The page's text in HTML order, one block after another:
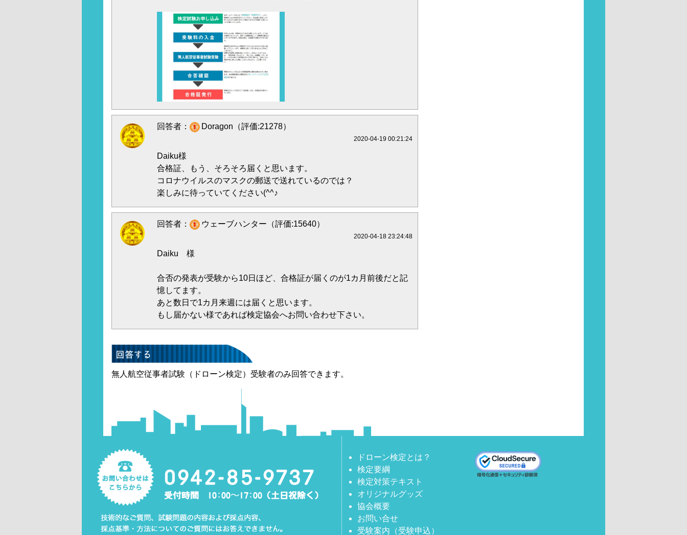
回答者： Doragon（評価:21278）
2020-04-19 00:21:24
Daiku様
合格証、もう、そろそろ届くと思います。
コロナウイルスのマスクの郵送で送れているのでは？
楽しみに待っていてください(^^♪
回答者： ウェーブハンター（評価:15640）
2020-04-18 23:24:48
Daiku 様
合否の発表が受験から10日ほど、合格証が届くのが1カ月前後だと記
憶してます。
あと数日で1カ月来週には届くと思います。
もし届かない様であれば検定協会へお問い合わせ下さい。
無人航空従事者試験（ドローン検定）受験者のみ回答できます。
ドローン検定とは？
検定要綱
検定対策テキスト
オリジナルグッズ
協会概要
お問い合せ
受験案内（受験申込）